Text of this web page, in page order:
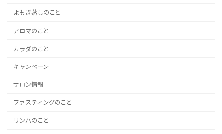
よもぎ蒸しのこと
アロマのこと
カラダのこと
キャンペーン
サロン情報
ファスティングのこと
リンパのこと